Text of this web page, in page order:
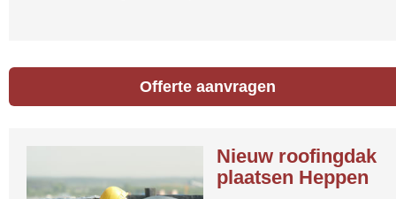
Offerte aanvragen
Nieuw roofingdak
plaatsen Heppen